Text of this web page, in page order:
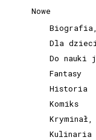
Nowe
Biografia,
Dla
Do nauki
Fantasy
Historia
Komiks
Kulinaria